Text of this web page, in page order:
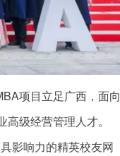
项目立足广西，面向
级经营管理人才。
影响力的精英校友网